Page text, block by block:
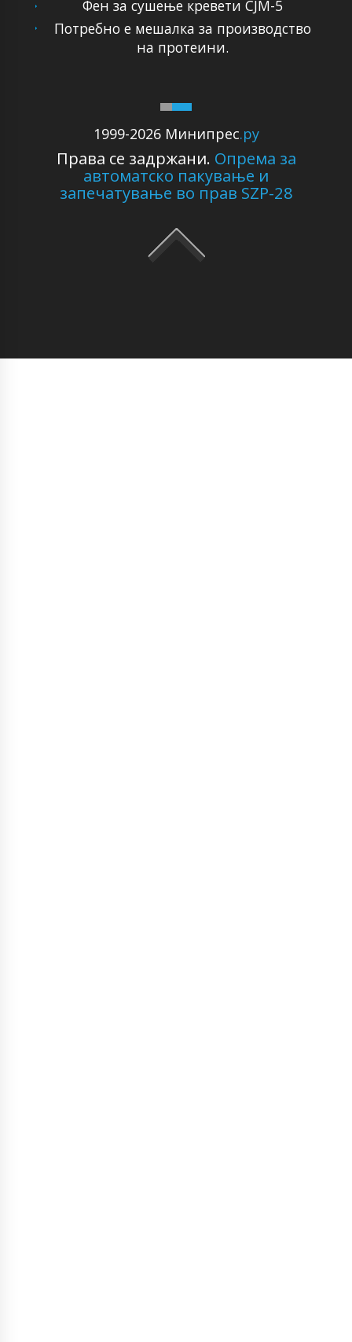
1999-2026 Минипрес.ру
Права се задржани. Опрема за
автоматско пакување и
запечатување во прав SZP-28
Фен за сушење кревети CJM-5
Потребно е мешалка за производство
на протеини.